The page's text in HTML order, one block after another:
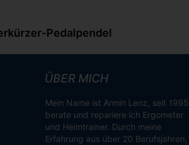
Pedalpendel
ÜBER MICH
Mein Name ist Armin Lenz, seit 1995
berate und repariere ich Ergometer
und Heimtrainer. Durch meine
Erfahrung aus über 20 Berufsjahren,